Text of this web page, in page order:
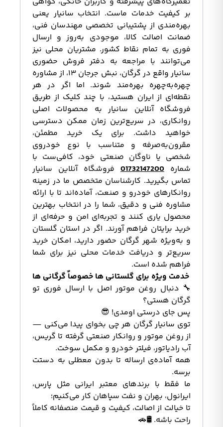
بر کیفیت خدمات ماست. انتخاب سانیار یعنی
بهره‌مندی از پشتیبانی تخصصی مهندسان فنی،
ضمانت اصالت کالا، موجودی به‌روز و ارسال
فوری به تمام نقاط کشور. مشتریان محلی نیز
می‌توانند با مراجعه به دفتر فروش حضوری
سانیار واقع در گرگان، نبش جرجان ۱۳، از مشاوره
چهره‌به‌چهره بهره‌مند شوند. اما اگر در هر
نقطه‌ای از ایران هستید، با چند کلیک از طریق
فروشگاه آنلاین سانیار به محصولات اصلی
روانکاری، در سریع‌ترین زمان ممکن دسترسی
خواهید داشت. برای یک خرید مطمئن،
مقرون‌به‌صرفه و متناسب با نوع خودروی
شخصی یا ناوگان صنعتی خود، کافی‌ست با
شماره 01732147200فروشگاه آنلاین سانیار
تماس بگیرید. کارشناسان متخصص ما در زمینه
روانکارهای خودرو و صنعت، آماده‌اند تا با ارائه
مشاوره فنی و دقیق، شما را در انتخاب بهترین
محصول یاری کنند و تجربه‌ای امن و حرفه‌ای از
خرید برایتان فراهم آورند. اگر در استان گلستان
و به‌ویژه شهر گرگان حضور دارید، امکان خرید
سریع‌تر و دریافت خدمات محلی نیز برای شما
فراهم شده است.
خدمت ویژه برای گلستانی ها خصوصاٌ گرگانی ها
🔧 دنبال روغن موتور اصل با ارسال فوری تو
گرگان هستی؟
پس جای درستی اومدی! 😎
توی سانیار گرگان هر چی بخوای پیدا می‌کنی —
از روغن موتور و روانکار صنعتی گرفته تا گریس،
آب رادیاتور، فیلتر خودرو و مکمل سوخت.
همه آماده‌ی ارساله تا بدون معطلی به دستت
برسه.
ما فقط با برندهای معتبر ایرانی مثل پارس،
ایرانول، بهران و نفت سپاهان کار می‌کنیم؛
تا خیالت از اصالت، کیفیت و قیمت منصفانه کاملاً
راحت باشه. 🛢️🚗